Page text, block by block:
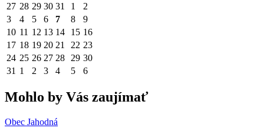
27 28 29 30 31 1
2
3
4 5 6 7 8
9
10 11 12 13 14 15 16
17 18 19 20 21 22 23
24 25 26 27 28 29 30
31 1 2 3 4 5 6
Mohlo by Vás zaujímať
Obec Jahodná